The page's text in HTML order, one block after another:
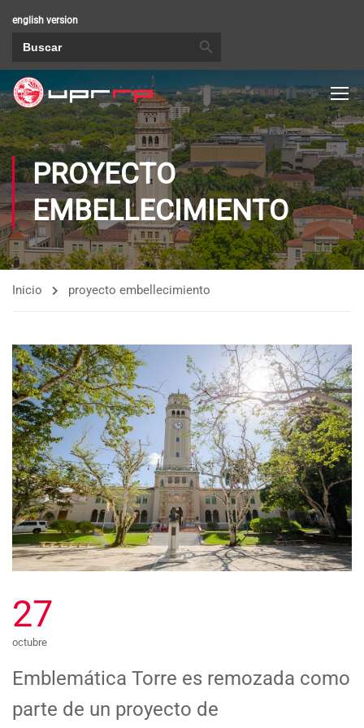
english version
PROYECTO
EMBELLECIMIENTO
Inicio proyecto embellecimiento
27
octubre
Emblemática Torre es remozada como
parte de un proyecto de